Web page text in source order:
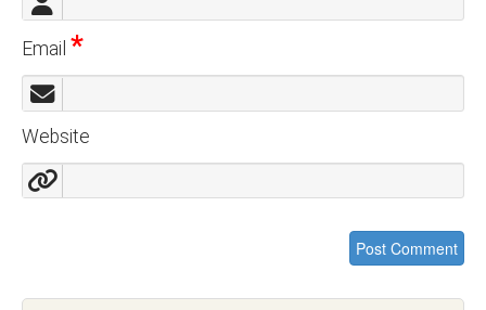
Email *
Website